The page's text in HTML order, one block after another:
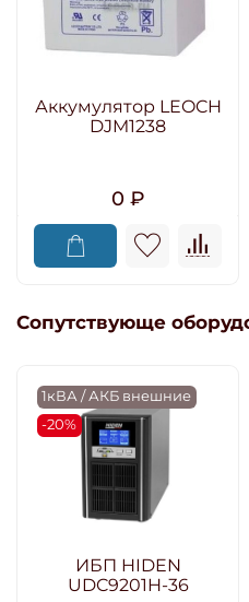
Аккумулятор LEOCH
DJM1238
0 ₽
Сопутствующе
1кВА / АКБ внешние
-20%
ИБП HIDEN
UDC9201H-36